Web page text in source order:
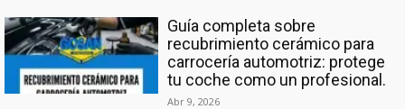
Guía completa sobre
recubrimiento cerámico para
carrocería automotriz: protege
tu coche como un profesional.
Abr 9, 2026